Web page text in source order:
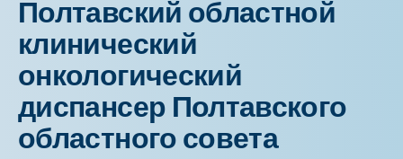
Полтавский областной
клинический
онкологический
диспансер Полтавского
областного совета